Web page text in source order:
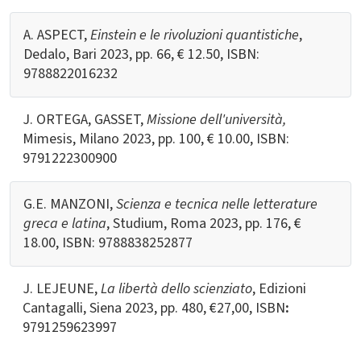
A. ASPECT,Einstein e le rivoluzioni quantistiche,
Dedalo, Bari 2023, pp. 66,€ 12.50, ISBN:
9788822016232
J. ORTEGA, GASSET,Missione dell'università,
Mimesis, Milano 2023, pp. 100,€ 10.00, ISBN:
9791222300900
G.E. MANZONI,Scienza e tecnica nelle letterature
greca e latina, Studium, Roma 2023, pp. 176,€
18.00, ISBN: 9788838252877
J. LEJEUNE,La libertà dello scienziato, Edizioni
Cantagalli, Siena 2023, pp. 480,€27,00, ISBN:
9791259623997